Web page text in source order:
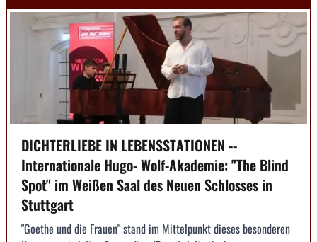
DICHTERLIEBE IN LEBENSSTATIONEN --
Internationale Hugo- Wolf-Akademie: "The Blind
Spot" im Weißen Saal des Neuen Schlosses in
Stuttgart
"Goethe und die Frauen" stand im Mittelpunkt dieses besonderen